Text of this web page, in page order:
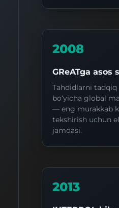
2008
GReATga asos
Tahdidlarni
bo‘yicha global
— eng murakkab
tekshirish uchun
jamoasi.
2013